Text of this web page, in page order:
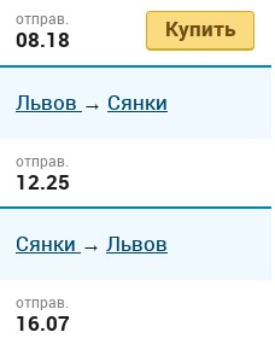
отправ.
08.18 Купить
Львов → Сянки
отправ.
12.25
Сянки → Львов
отправ.
16.07